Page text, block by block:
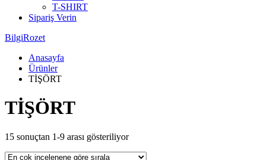
T-SHIRT
Sipariş Verin
BilgiRozet
Anasayfa
Ürünler
TİŞÖRT
TİŞÖRT
15 sonuçtan 1-9 arası gösteriliyor